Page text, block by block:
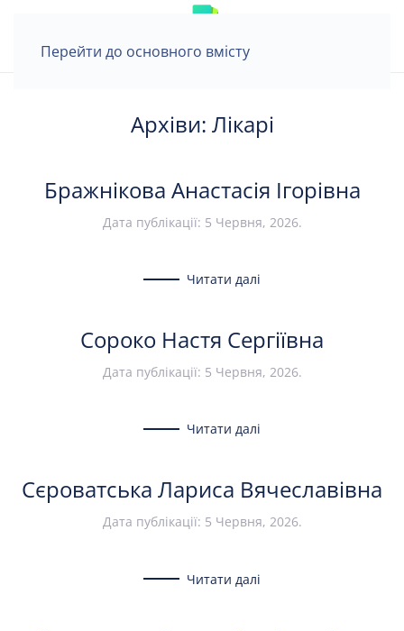
Перейти до основного вмісту
Архіви: Лікарі
Бражнікова Анастасія Ігорівна
Дата публікації: 5 Червня, 2026.
Читати далі
Сороко Настя Сергіївна
Дата публікації: 5 Червня, 2026.
Читати далі
Сєроватська Лариса Вячеславівна
Дата публікації: 5 Червня, 2026.
Читати далі